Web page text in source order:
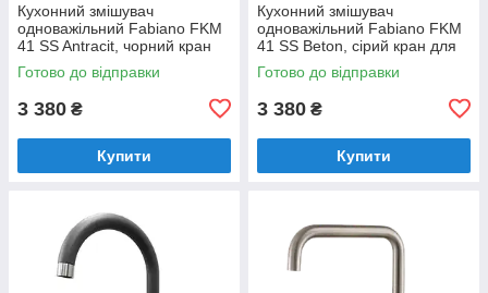
Кухонний змішувач
одноважільний Fabiano FKM
41 SS Antracit, чорний кран
для мийки на кухню
(8232.401.0218)
Готово до відправки
3 380 ₴
Купити
Кухонний змішувач
одноважільний Fabiano FKM
41 SS Beton, сірий кран для
мийки на кухню
(8232.401.0126)
Готово до відправки
3 380 ₴
Купити